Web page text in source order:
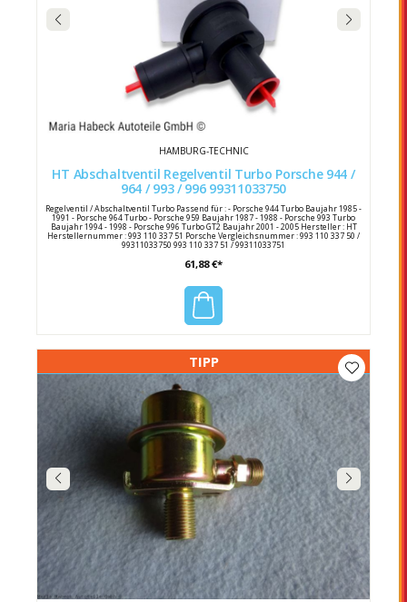
HAMBURG-TECHNIC
HT Abschaltventil Regelventil Turbo Porsche 944 /
964 / 993 / 996 99311033750
Regelventil / Abschaltventil Turbo Passend für : - Porsche 944 Turbo Baujahr 1985 -
1991 - Porsche 964 Turbo - Porsche 959 Baujahr 1987 - 1988 - Porsche 993 Turbo
Baujahr 1994 - 1998 - Porsche 996 Turbo GT2 Baujahr 2001 - 2005 Hersteller : HT
Herstellernummer : 993 110 337 51 Porsche Vergleichsnummer : 993 110 337 50 /
99311033750 993 110 337 51 / 99311033751
61,88 €*
TIPP